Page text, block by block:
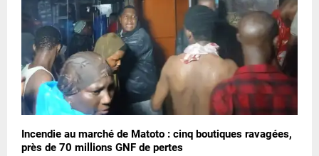
Incendie au marché de Matoto : cinq boutiques ravagées,
près de 70 millions GNF de pertes